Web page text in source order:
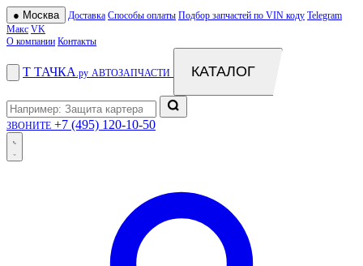
● Москва Доставка Способы оплаты Подбор запчастей по VIN коду Telegram
Макс VK
О компании Контакты
Т ТАЧКА .ру АВТОЗАПЧАСТИ КАТАЛОГ
ЗВОНИТЕ +7 (495) 120-10-50